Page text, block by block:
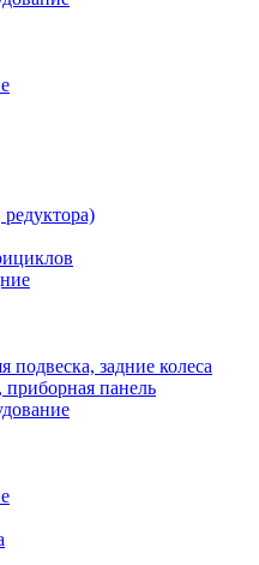
задние колеса
панель